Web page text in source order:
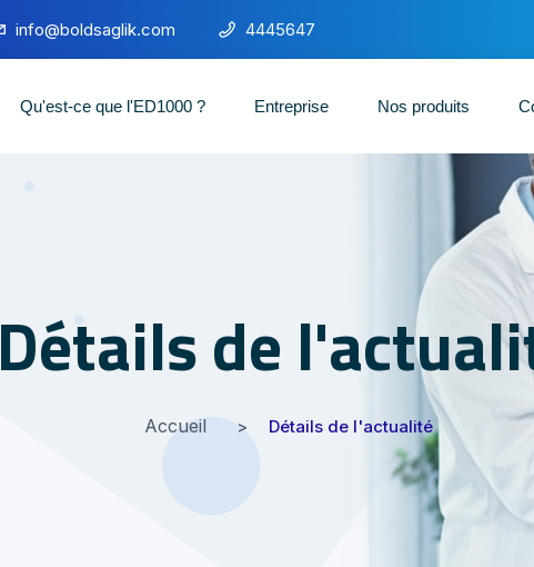
info@boldsaglik.com 4445647
Qu'est-ce que l'ED1000 ? Entreprise Nos produits
Détails de
Accueil Détails de l'actualité